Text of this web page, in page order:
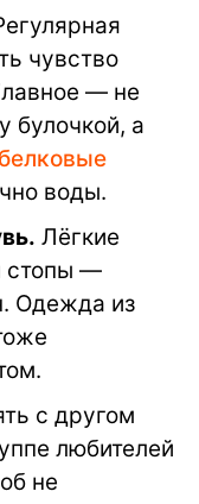
чувство
— не
булочкой, а
воды.
Лёгкие
стопы —
Одежда из
с другом
любителей
не